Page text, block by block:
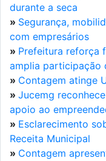
durante a seca
» Segurança,
com empresários
» Prefeitura reforça
amplia participação
» Contagem atinge
» Jucemg
apoio ao
» Esclarecimento
Receita Municipal
» Contagem